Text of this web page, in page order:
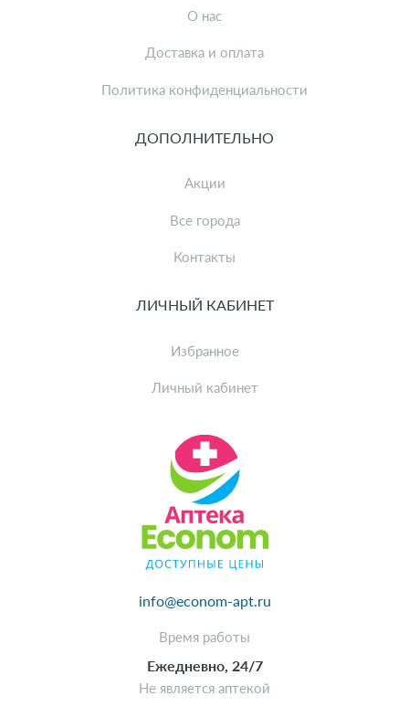
info@econom-apt.ru
Время работы
Ежедневно, 24/7
Не является аптекой
О нас
Доставка и оплата
Политика конфиденциальности
ДОПОЛНИТЕЛЬНО
Акции
Все города
Контакты
ЛИЧНЫЙ КАБИНЕТ
Избранное
Личный кабинет